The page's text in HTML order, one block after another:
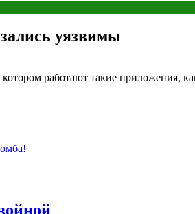
уязвимы
работают такие приложения,